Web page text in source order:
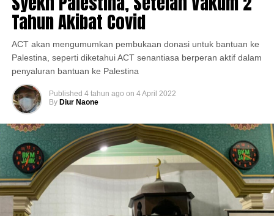
Tahun Akibat Covid
ACT akan mengumumkan pembukaan donasi untuk bantuan ke
Palestina, seperti diketahui ACT senantiasa berperan aktif dalam
penyaluran bantuan ke Palestina
Published 4 tahun ago on 4 April 2022
By Diur Naone